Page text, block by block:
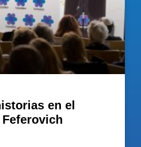
en el